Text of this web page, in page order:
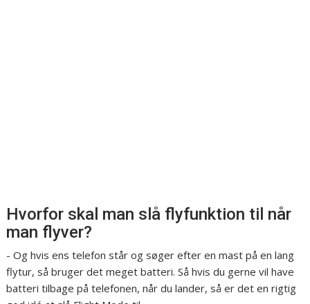
Hvorfor skal man slå flyfunktion til når
man flyver?
- Og hvis ens telefon står og søger efter en mast på en lang
flytur, så bruger det meget batteri. Så hvis du gerne vil have
batteri tilbage på telefonen, når du lander, så er det en rigtig